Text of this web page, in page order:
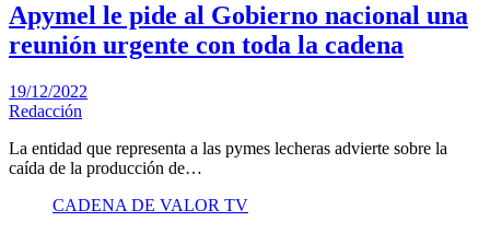
Apymel le pide al Gobierno nacional una
reunión urgente con toda la cadena
19/12/2022
Redacción
La entidad que representa a las pymes lecheras advierte sobre la
caída de la producción de…
CADENA DE VALOR TV